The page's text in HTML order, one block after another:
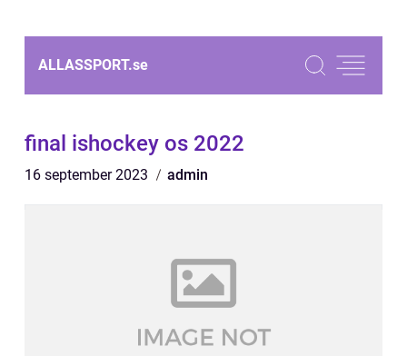
ALLASSPORT.se
final ishockey os 2022
16 september 2023 admin